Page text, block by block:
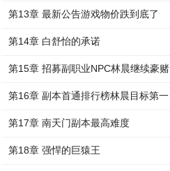
第13章 最新公告游戏物价跌到底了
第14章 白舒怡的承诺
第15章 招募副职业NPC林晨继续豪赌
第16章 副本首通排行榜林晨目标第一
第17章 南天门副本最高难度
第18章 强悍的巨猿王